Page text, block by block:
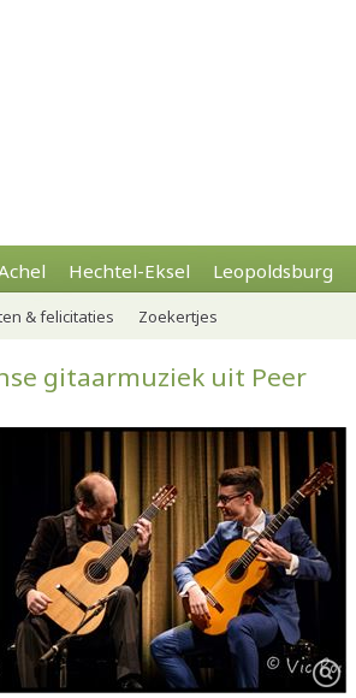
Hechtel-Eksel Leopoldsburg
& felicitaties Zoekertjes
gitaarmuziek uit Peer